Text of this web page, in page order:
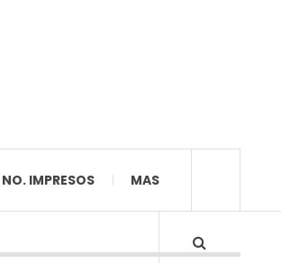
NO. IMPRESOS MAS